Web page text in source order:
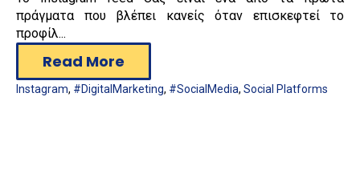
πράγματα που βλέπει κανείς όταν επισκεφτεί το
προφίλ...
Read More
Instagram, #DigitalMarketing, #SocialMedia, Social Platforms